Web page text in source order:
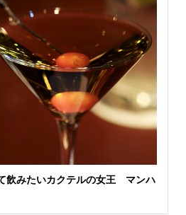
飲みたいカクテルの女王 マンハ